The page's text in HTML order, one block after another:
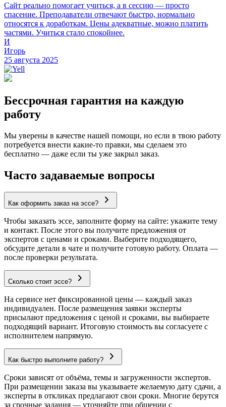
Сайт реально помогает учиться, а в сессию — просто
спасение. Преподаватели отвечают быстро, нормально
относятся к доработкам. Цены адекватные, можно платить
частями. Учиться стало спокойнее.
И
Игорь
25 августа 2025
Бессрочная гарантия на каждую
работу
Мы уверены в качестве нашей помощи, но если в твою работу
потребуется внести какие-то правки, мы сделаем это
бесплатно — даже если ты уже закрыл заказ.
Часто задаваемые вопросы
Как оформить заказ на эссе?
Чтобы заказать эссе, заполните форму на сайте: укажите тему
и контакт. После этого вы получите предложения от
экспертов с ценами и сроками. Выберите подходящего,
обсудите детали в чате и получите готовую работу. Оплата —
после проверки результата.
Сколько стоит эссе?
На сервисе нет фиксированной цены — каждый заказ
индивидуален. После размещения заявки эксперты
присылают предложения с ценой и сроками, вы выбираете
подходящий вариант. Итоговую стоимость вы согласуете с
исполнителем напрямую.
Как быстро выполните работу?
Сроки зависят от объёма, темы и загруженности экспертов.
При размещении заказа вы указываете желаемую дату сдачи, а
эксперты в откликах предлагают свои сроки. Многие берутся
за срочные задания — уточняйте при общении с